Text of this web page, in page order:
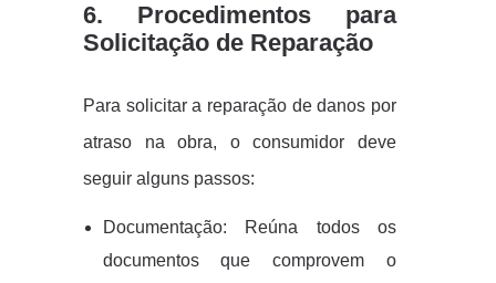
6. Procedimentos para
Solicitação de Reparação
Para solicitar a reparação de danos por
atraso na obra, o consumidor deve
seguir alguns passos:
Documentação: Reúna todos os
documentos que comprovem o